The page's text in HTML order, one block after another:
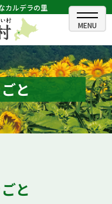
カルデラの里
と
と